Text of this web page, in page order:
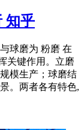
知乎
球磨为 粉磨 在
关键作用。立磨
模生产；球磨结
。两者各有特色,